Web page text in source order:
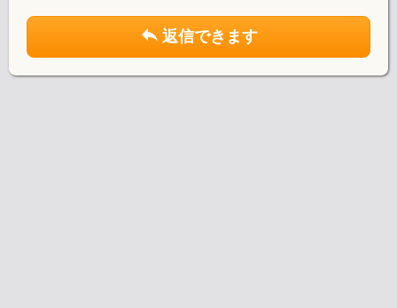
返信できます